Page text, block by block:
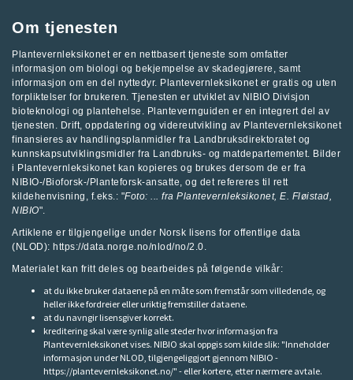
Om tjenesten
Plantevernleksikonet er en nettbasert tjeneste som omfatter
informasjon om biologi og bekjempelse av skadegjørere, samt
informasjon om en del nyttedyr. Plantevernleksikonet er gratis og uten
forpliktelser for brukeren. Tjenesten er utviklet av NIBIO Divisjon
bioteknologi og plantehelse . Plantevernguiden er en integrert del av
tjenesten. Drift, oppdatering og videreutvikling av Plantevernleksikonet
finansieres av handlingsplanmidler fra Landbruksdirektoratetog
kunnskapsutviklingsmidler fra Landbruks- og matdepartementet. Bilder
i Plantevernleksikonet kan kopieres og brukes dersom de er fra
NIBIO-/Bioforsk-/Planteforsk-ansatte, og det refereres til rett
kildehenvisning, f.eks.: "Foto: ... fra Plantevernleksikonet, E. Fløistad,
NIBIO".
Artiklene er tilgjengelige under Norsk lisens for offentlige data
(NLOD): https://data.norge.no/nlod/no/2.0.
Materialet kan fritt deles og bearbeides på følgende vilkår:
at du ikke bruker dataene på en måte som fremstår som villedende, og
heller ikke fordreier eller uriktig fremstiller dataene.
at du navngir lisensgiver korrekt.
kreditering skal være synlig alle steder hvor informasjon fra
Plantevernleksikonet vises. NIBIO skal oppgis som kilde slik: "Inneholder
informasjon under NLOD, tilgjengeliggjort gjennom NIBIO -
https://plantevernleksikonet.no/" - eller kortere, etter nærmere avtale.